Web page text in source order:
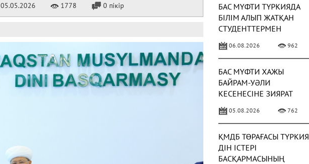
05.05.2026 1778 0 пікір
БАС МҮФТИ ТҮРКИЯДА
БІЛІМ АЛЫП ЖАТҚАН
СТУДЕНТТЕРМЕН
06.08.2026 962
БАС МҮФТИ ХАЖЫ
БАЙРАМ-УӘЛИ
КЕСЕНЕСІНЕ ЗИЯРАТ
05.08.2026 762
ҚМДБ ТӨРАҒАСЫ ТҮРКИЯ
ДІН ІСТЕРІ
БАСҚАРМАСЫНЫҢ